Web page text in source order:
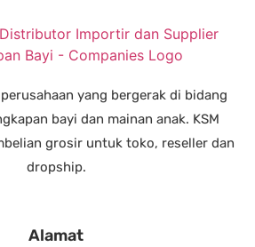
yang bergerak di bidang
bayi dan mainan anak. KSM
grosir untuk toko, reseller dan
dropship.
Alamat